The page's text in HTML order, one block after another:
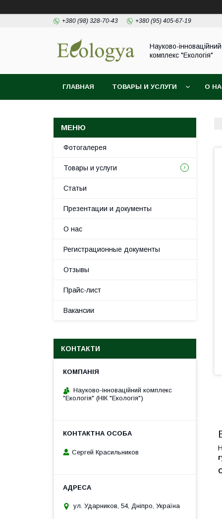
+380 (98) 328-70-43 +380 (95) 405-67-19
Науково-інноваційний
комплекс "Екологія"
ГЛАВНАЯ ТОВАРЫ И УСЛУГИ О
Фотогалерея
Товары и услуги
Статьи
Презентации и документы
О нас
Регистрационные документы
Отзывы
Прайс-лист
Вакансии
КОНТАКТИ
Науково-інноваційний комплекс
"Екологія" (НІК "Екологія")
Сергей Красильников
ул. Ударников, 54, Дніпро, Україна